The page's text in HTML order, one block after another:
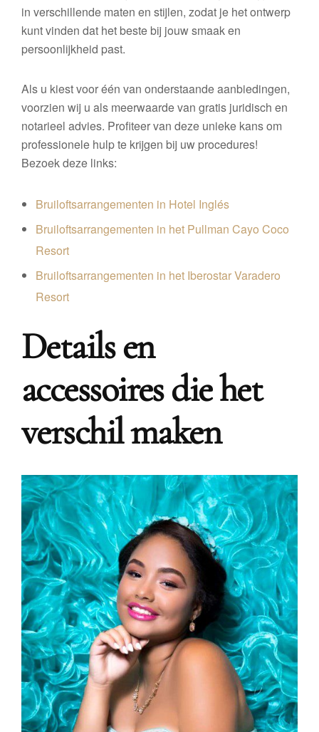
in verschillende maten en stijlen, zodat je het ontwerp
kunt vinden dat het beste bij jouw smaak en
persoonlijkheid past.
Als u kiest voor één van onderstaande aanbiedingen,
voorzien wij u als meerwaarde van gratis juridisch en
notarieel advies. Profiteer van deze unieke kans om
professionele hulp te krijgen bij uw procedures!
Bezoek deze links:
Bruiloftsarrangementen in Hotel Inglés
Bruiloftsarrangementen in het Pullman Cayo Coco
Resort
Bruiloftsarrangementen in het Iberostar Varadero
Resort
Details en
accessoires die het
verschil maken